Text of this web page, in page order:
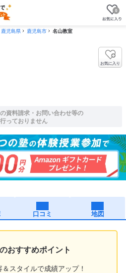
0
鹿児島県 鹿児島市 名山教室
お気に入り
資料請求・お問い合わせ等の
っておりません
口コミ 地図
おすすめポイント
スタイルで成績アップ！